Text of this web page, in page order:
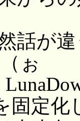
話が
ぉ
固定化